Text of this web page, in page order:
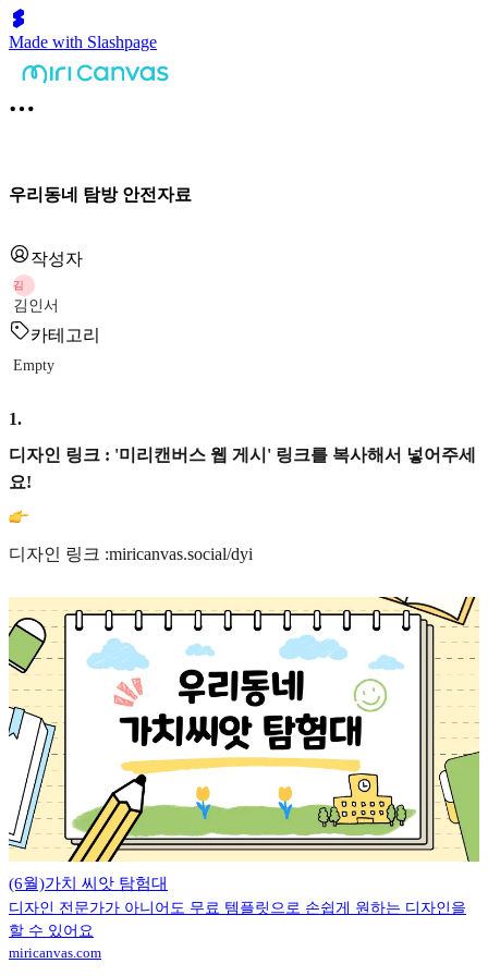
Made with Slashpage
우리동네 탐방 안전자료
작성자
김
김인서
카테고리
Empty
1.
디자인 링크 : '미리캔버스 웹 게시' 링크를 복사해서 넣어주세
요!
디자인 링크 :miricanvas.social/dyi
(6월)가치 씨앗 탐험대
디자인 전문가가 아니어도 무료 템플릿으로 손쉽게 원하는 디자인을
할 수 있어요
miricanvas.com